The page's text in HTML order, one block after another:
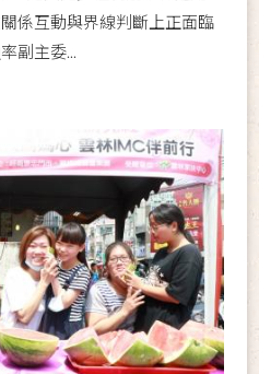
係互動與界線判斷上正面臨
副主委...